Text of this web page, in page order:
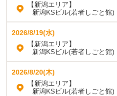
【新潟エリア】
新潟KSビル(若者しごと館)
2026/8/19(水)
【新潟エリア】
新潟KSビル(若者しごと館)
2026/8/20(木)
【新潟エリア】
新潟KSビル(若者しごと館)